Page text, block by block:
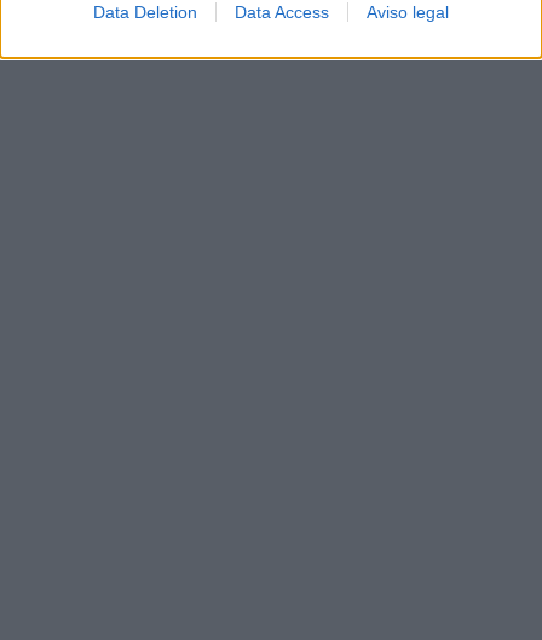
Data Deletion Data Access Aviso legal